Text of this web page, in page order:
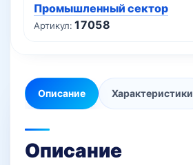
Артикул:17058
Промышленный сектор
Описание Характеристики
Описание